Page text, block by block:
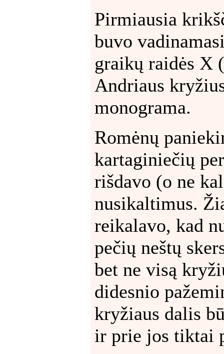
Pirmiausia
buvo
graikų raidės X
Andriaus
monograma.
Romėnų
kartaginiečių
rišdavo (o ne
nusikaltimus.
reikalavo, kad
pečių neštų
bet ne visą
didesnio
kryžiaus dalis
ir prie jos tiktai